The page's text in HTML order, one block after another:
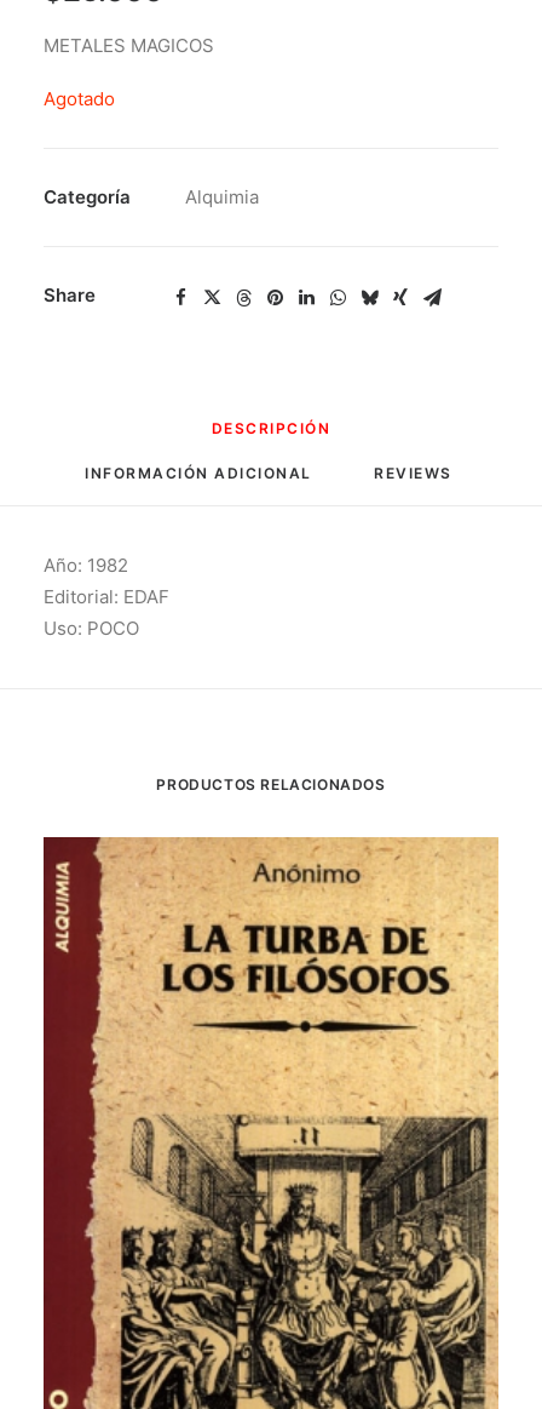
METALES MAGICOS
Agotado
Categoría Alquimia
Share
DESCRIPCIÓN
INFORMACIÓN ADICIONAL REVIEWS
Año: 1982
Editorial: EDAF
Uso: POCO
PRODUCTOS RELACIONADOS